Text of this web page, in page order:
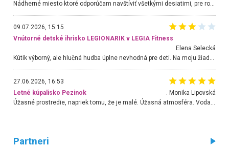
Nádherné miesto ktoré odporúčam navštíviť všetkými desiatimi, pre rodiny s deťmi, dôchodcom... Proste a jednoducho ozaj rozprávkový les.. určite ešte prídeme. Odniesli sme si na pamiatku krásne tričká,
09.07.2026, 15:15
Vnútorné detské ihrisko LEGIONARIK v LEGIA Fitness
Elena Selecká
Kútik výborný, ale hlučná hudba úplne nevhodná pre deti. Na moju žiadosť o aspoň sušenie nereagovali.
27.06.2026, 16:53
Letné kúpalisko Pezinok
. Monika Lipovská
Partneri